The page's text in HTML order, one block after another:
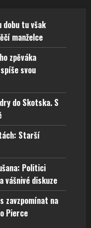
dobu tu však
manželce
zpěváka
svou
do Skotska. S
Starší
Politici
vášnivé diskuze
zavzpomínat na
Pierce